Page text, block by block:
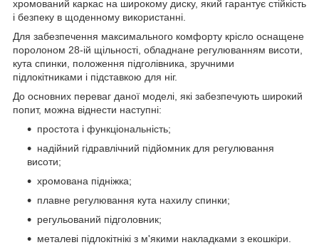
хромований каркас на широкому диску, який гарантує стійкість
і безпеку в щоденному використанні.
Для забезпечення максимального комфорту крісло оснащене
поролоном 28-ій щільності, обладнане регулюванням висоти,
кута спинки, положення підголівника, зручними
підлокітниками і підставкою для ніг.
До основних переваг даної моделі, які забезпечують широкий
попит, можна віднести наступні:
простота і функціональність;
надійний гідравлічний підйомник для регулювання
висоти;
хромована підніжка;
плавне регулювання кута нахилу спинки;
регульований підголовник;
металеві підлокітнікі з м'якими накладками з екошкіри.